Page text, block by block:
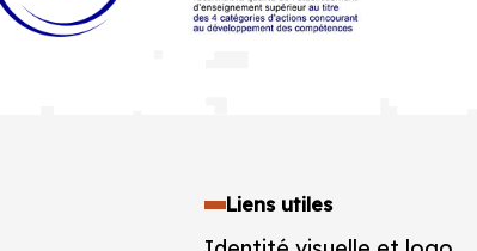
Liens utiles